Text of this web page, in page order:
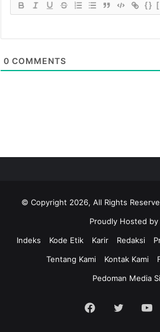
{}
0 COMMENTS
© Copyright 2026, All Rights
Proudly Hosted by
Indeks
Kode Etik Karir Redaksi
Tentang Kami
Kontak Kami
Pedoman Media
Facebook
Twitter